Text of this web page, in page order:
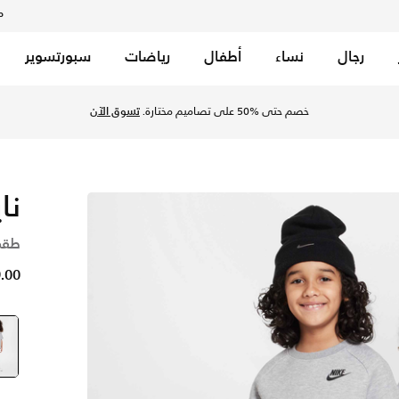
رجال نساء أطفال رياضات سبورتسوير
خصم حتى %50 على تصاميم مختارة. تسوق الآن